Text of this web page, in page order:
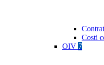
Costi
OIV 7